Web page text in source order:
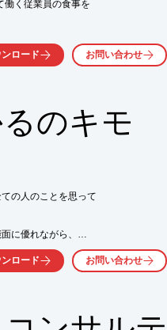
働く従業員の食事を
る働きやすい会社」という
く、他社との
気軽にお問い合わせください。
ロード お問い合わせ
のキモ
の人のことを思って
に優れながら、
ロード お問い合わせ